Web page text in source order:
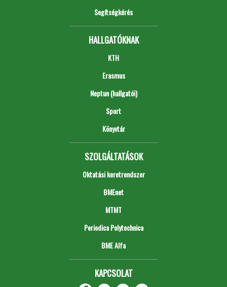
Segítségkérés
HALLGATÓKNAK
KTH
Erasmus
Neptun (hallgatói)
Sport
Könyvtár
SZOLGÁLTATÁSOK
Oktatási keretrendszer
BMEnet
MTMT
Periodica Polytechnica
BME Alfa
KAPCSOLAT